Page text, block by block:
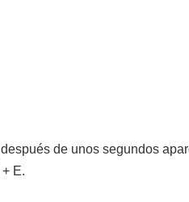
de unos segundos
E.